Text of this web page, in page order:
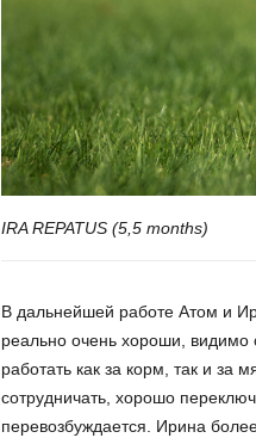
IRA REPATUS (5,5 months)
В дальнейшей работе Атом и
реально очень хороши, видимо
работать как за корм, так и за
сотрудничать, хорошо
перевозбуждается. Ирина